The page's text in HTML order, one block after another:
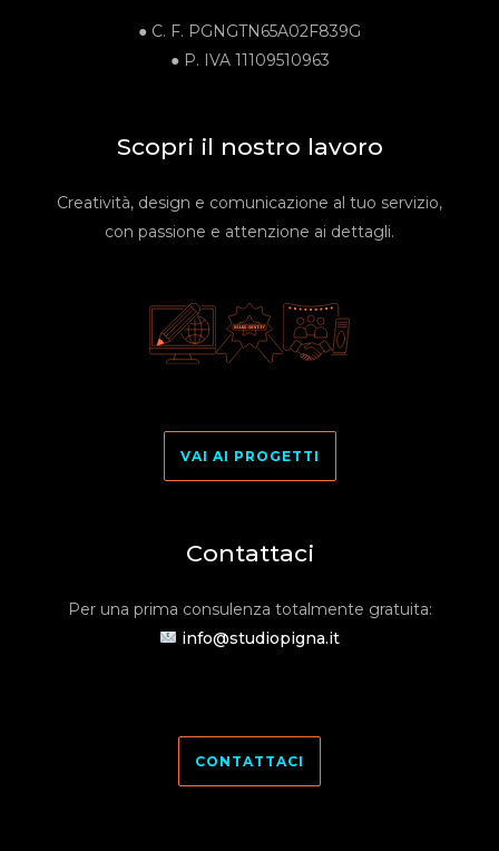
● C. F. PGNGTN65A02F839G
● P. IVA 11109510963
Scopri il nostro lavoro
Creatività, design e comunicazione al tuo servizio,
con passione e attenzione ai dettagli.
VAI AI PROGETTI
Contattaci
Per una prima consulenza totalmente gratuita:
info@studiopigna.it
CONTATTACI